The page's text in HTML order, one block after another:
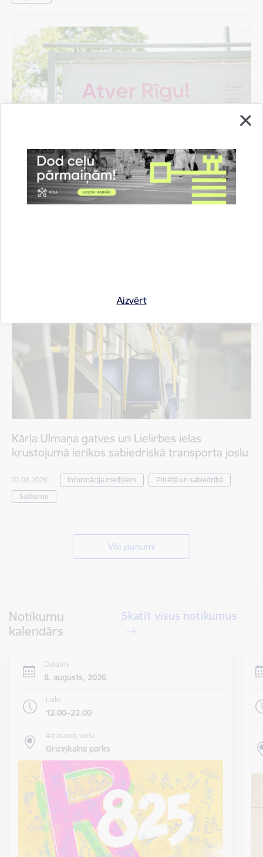
Aizvērt
Pašvaldība rīdziniekiem sarūpējusi "Rīgas
vasaras" pasākumu programmas mobilo
Kārļa Ulmaņa gatves un Lielirbes ielas
krustojumā ierīkos sabiedriskā transporta joslu
07.08.2026. Informācija medijiem
Pilsētā un sabiedrībā
Satiksme
Visi jaunumi
Notikumu
kalendārs
Skatīt visus notikumus
Datums
8. augusts, 2026
Laiks
12.00–22.00
Atrašanās vieta
Grīziņkalna parks